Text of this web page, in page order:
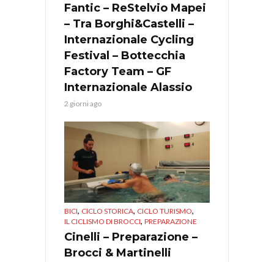
Fantic – ReStelvio Mapei
– Tra Borghi&Castelli –
Internazionale Cycling
Festival – Bottecchia
Factory Team – GF
Internazionale Alassio
2 giorni ago
BICI, CICLO STORICA, CICLO TURISMO,
IL CICLISMO DI BROCCI, PREPARAZIONE
Cinelli – Preparazione –
Brocci & Martinelli